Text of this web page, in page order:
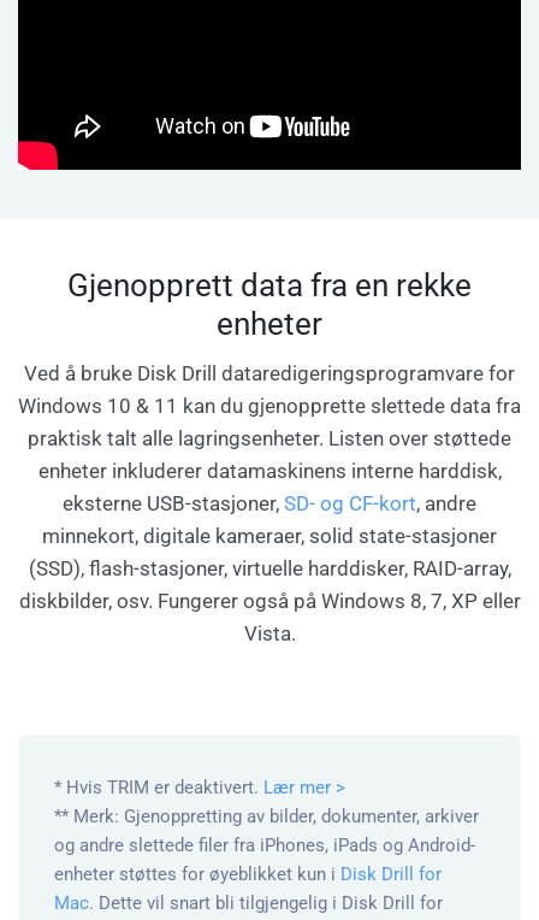
Gjenopprett data fra en rekke
enheter
Ved å bruke Disk Drill dataredigeringsprogramvare for
Windows 10 & 11 kan du gjenopprette slettede data fra
praktisk talt alle lagringsenheter. Listen over støttede
enheter inkluderer datamaskinens interne harddisk,
eksterne USB-stasjoner, SD- og CF-kort, andre
minnekort, digitale kameraer, solid state-stasjoner
(SSD), flash-stasjoner, virtuelle harddisker, RAID-array,
diskbilder, osv. Fungerer også på Windows 8, 7, XP eller
Vista.
* Hvis TRIM er deaktivert. Lær mer >
** Merk: Gjenoppretting av bilder, dokumenter, arkiver
og andre slettede filer fra iPhones, iPads og Android-
enheter støttes for øyeblikket kun i Disk Drill for
Mac. Dette vil snart bli tilgjengelig i Disk Drill for